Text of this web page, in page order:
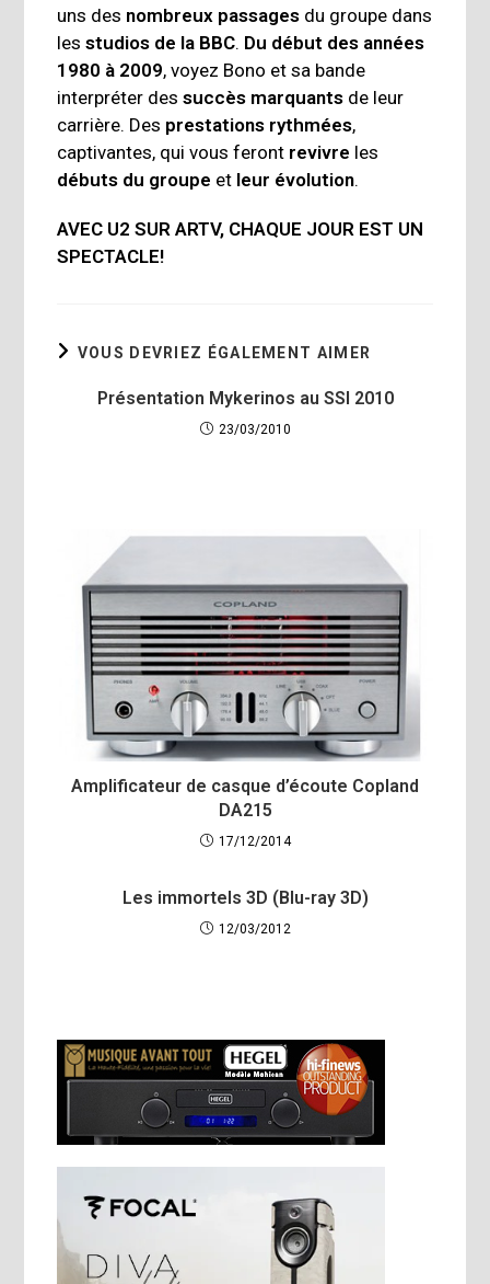
uns des nombreux passages du groupe dans
lesstudios de la BBC. Du début des années
1980 à 2009, voyez Bono et sa bande
interpréter dessuccès marquants de leur
carrière. Des prestations rythmées,
captivantes, qui vous feront revivre les
débuts du groupe et leur évolution.
AVEC U2 SUR ARTV, CHAQUE JOUR EST UN
SPECTACLE!
VOUS DEVRIEZ ÉGALEMENT AIMER
Présentation Mykerinos au SSI 2010
23/03/2010
Amplificateur de casque d’écoute Copland
DA215
17/12/2014
Les immortels 3D (Blu-ray 3D)
12/03/2012